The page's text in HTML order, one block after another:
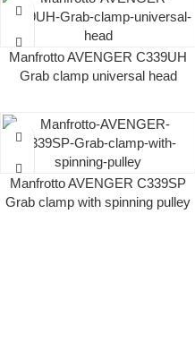
Manfrotto AVENGER C339UH
Grab clamp universal head
Manfrotto AVENGER C339SP
Grab clamp with spinning pulley